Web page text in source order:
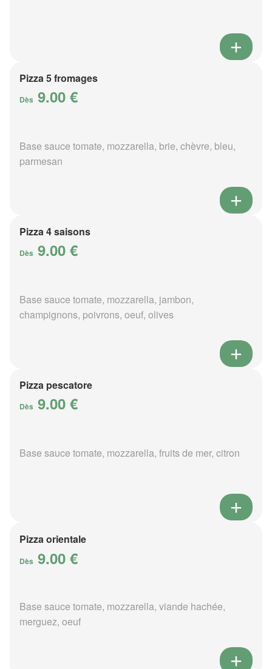
Pizza 5 fromages
Dès 9.00 €
Base sauce tomate, mozzarella, brie, chèvre, bleu,
parmesan
Pizza 4 saisons
Dès 9.00 €
Base sauce tomate, mozzarella, jambon,
champignons, poivrons, oeuf, olives
Pizza pescatore
Dès 9.00 €
Base sauce tomate, mozzarella, fruits de mer, citron
Pizza orientale
Dès 9.00 €
Base sauce tomate, mozzarella, viande hachée,
merguez, oeuf